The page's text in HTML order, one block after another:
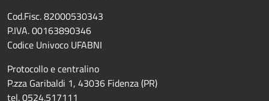
Cod.Fisc. 82000530343
P.IVA. 00163890346
Codice Univoco UFABNI
Protocollo e centralino
P.zza Garibaldi 1, 43036 Fidenza (PR)
tel. 0524.517111